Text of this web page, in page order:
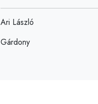
Ari László
Gárdony
Cadogan Kft.